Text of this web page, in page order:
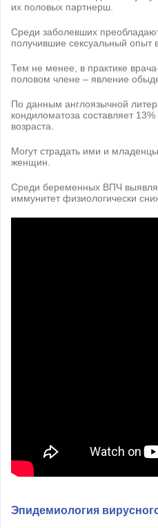
их половых партнерш.
Среди заболевших
получившие сексуальный опыт
Тем не менее, в практике
половом члене – явление
По данным англоязычной
кондиломатоза составляет
возраста.
Могут страдать ими и
женщин.
Среди беременных ВПЧ
иммунитет физиологически
Эпидемиология